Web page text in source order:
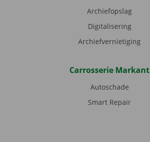
Archiefopslag
Digitalisering
Archiefvernietiging
Carrosserie Markant
Autoschade
Smart Repair